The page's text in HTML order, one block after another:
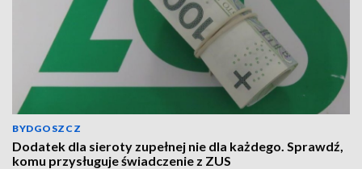
BYDGOSZCZ
Dodatek dla sieroty zupełnej nie dla każdego. Sprawdź,
komu przysługuje świadczenie z ZUS